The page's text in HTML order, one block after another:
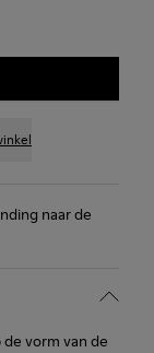
naar de
vorm van de